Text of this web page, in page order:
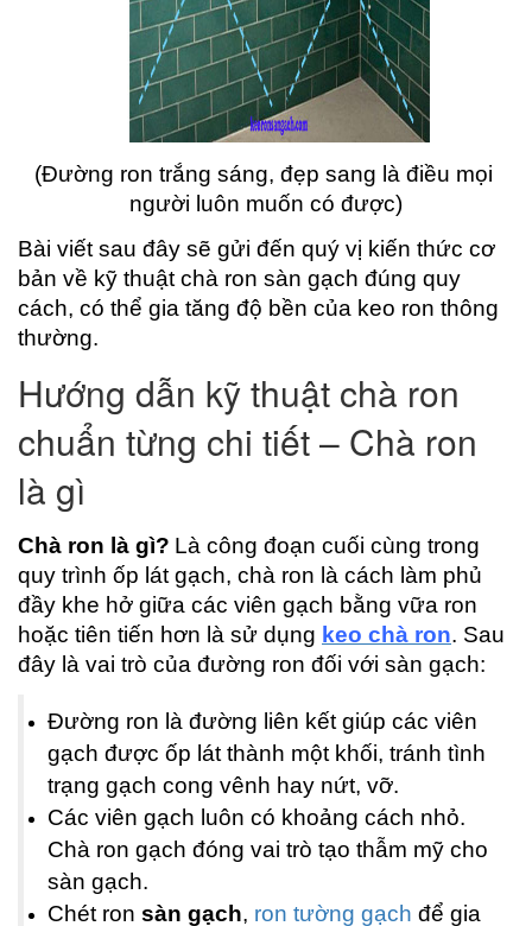
(Đường ron trắng sáng, đẹp sang là điều mọi
người luôn muốn có được)
Bài viết sau đây sẽ gửi đến quý vị kiến thức cơ
bản về kỹ thuật chà ron sàn gạch đúng quy
cách, có thể gia tăng độ bền của keo ron thông
thường.
Hướng dẫn kỹ thuật chà ron
chuẩn từng chi tiết – Chà ron
là gì
Chà ron là gì? Là công đoạn cuối cùng trong
quy trình ốp lát gạch, chà ron là cách làm phủ
đầy khe hở giữa các viên gạch bằng vữa ron
hoặc tiên tiến hơn là sử dụng keo chà ron. Sau
đây là vai trò của đường ron đối với sàn gạch:
Đường ron là đường liên kết giúp các viên
gạch được ốp lát thành một khối, tránh tình
trạng gạch cong vênh hay nứt, vỡ.
Các viên gạch luôn có khoảng cách nhỏ.
Chà ron gạch đóng vai trò tạo thẫm mỹ cho
sàn gạch.
Chét ron sàn gạch, ron tường gạch để gia